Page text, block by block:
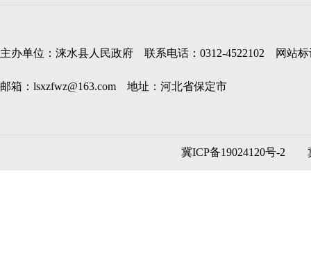
主办单位：涞水县人民政府 联系电话：0312-4522102 网站标
邮箱：lsxzfwz@163.com 地址：河北省保定市
冀ICP备19024120号-2